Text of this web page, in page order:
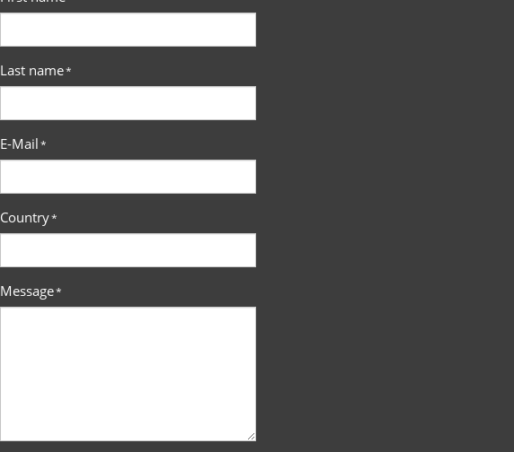
Last name*
E-Mail*
Country*
Message*